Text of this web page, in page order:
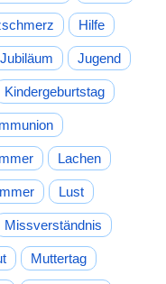
Hilfe
Jubiläum Jugend
Kindergeburtstag
Lachen
Lust
Missverständnis
Muttertag